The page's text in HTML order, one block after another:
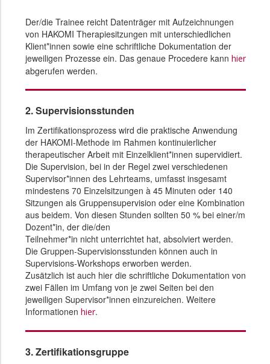
Der/die Trainee reicht Datenträger mit Aufzeichnungen
von HAKOMI Therapiesitzungen mit unterschiedlichen
Klient*innen sowie eine schriftliche Dokumentation der
jeweiligen Prozesse ein. Das genaue Procedere kann hier
abgerufen werden.
2. Supervisionsstunden
Im Zertifikationsprozess wird die praktische Anwendung
der HAKOMI-Methode im Rahmen kontinuierlicher
therapeutischer Arbeit mit Einzelklient*innen supervidiert.
Die Supervision, bei in der Regel zwei verschiedenen
Supervisor*innen des Lehrteams, umfasst insgesamt
mindestens 70 Einzelsitzungen à 45 Minuten oder 140
Sitzungen als Gruppensupervision oder eine Kombination
aus beidem. Von diesen Stunden sollten 50 % bei einer/m
Dozent*in, der die/den
Teilnehmer*in nicht unterrichtet hat, absolviert werden.
Die Gruppen-Supervisionsstunden können auch in
Supervisions-Workshops erworben werden.
Zusätzlich ist auch hier die schriftliche Dokumentation von
zwei Fällen im Umfang von je zwei Seiten bei den
jeweiligen Supervisor*innen einzureichen. Weitere
Informationen hier.
3. Zertifikationsgruppe